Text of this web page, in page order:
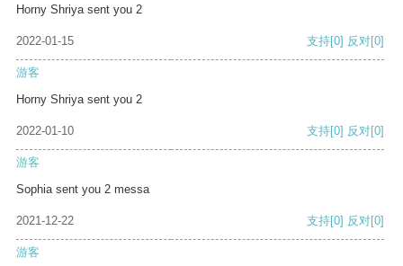
Horny Shriya sent you 2
2022-01-15 支持[0] 反对[0]
游客
Horny Shriya sent you 2
2022-01-10 支持[0] 反对[0]
游客
Sophia sent you 2 messa
2021-12-22 支持[0] 反对[0]
游客